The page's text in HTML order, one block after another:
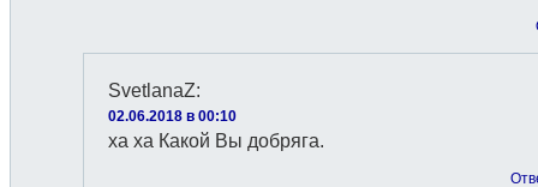
SvetlanaZ:
02.06.2018 в 00:10
ха ха Какой Вы добряга.